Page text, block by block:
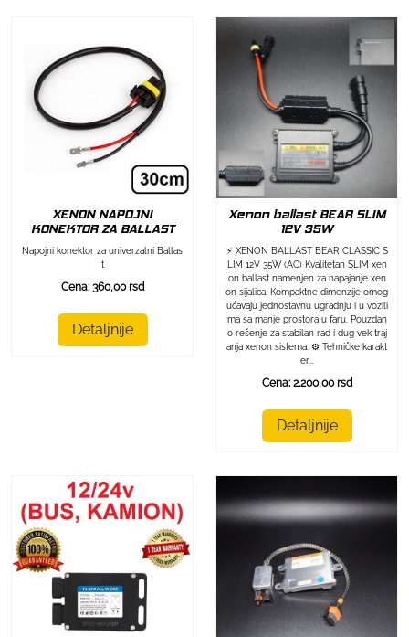
XENON NAPOJNI
KONEKTOR ZA BALLAST
Napojni konektor za univerzalni Ballas
t
Cena: 360,00 rsd
Detaljnije
Xenon ballast BEAR SLIM
12V 35W
⚡ XENON BALLAST BEAR CLASSIC S
LIM 12V 35W (AC) Kvalitetan SLIM xen
on ballast namenjen za napajanje xen
on sijalica. Kompaktne dimenzije omog
ućavaju jednostavnu ugradnju i u vozili
ma sa manje prostora u faru. Pouzdan
o rešenje za stabilan rad i dug vek traj
anja xenon sistema. ⚙️ Tehničke karakt
er...
Cena: 2.200,00 rsd
Detaljnije